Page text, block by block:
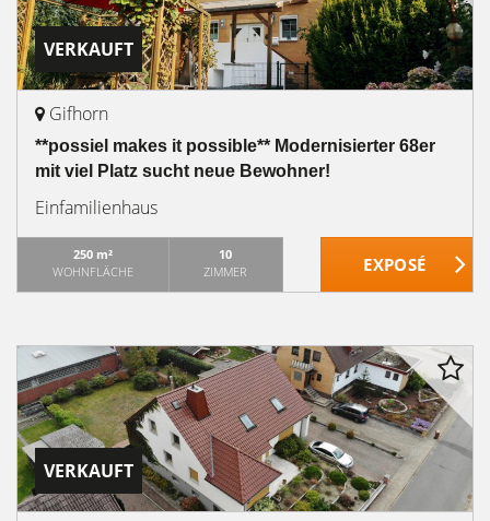
VERKAUFT
Gifhorn
**possiel makes it possible** Modernisierter 68er
mit viel Platz sucht neue Bewohner!
Einfamilienhaus
250 m²
WOHNFLÄCHE
10
ZIMMER
VERKAUFT